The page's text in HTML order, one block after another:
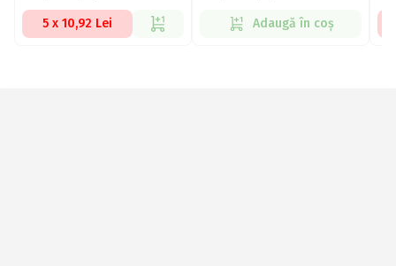
5 x 10,92 Lei Adaugă în coș